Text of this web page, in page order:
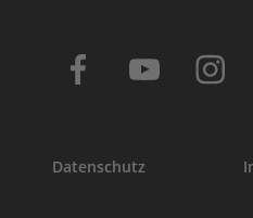
Datenschutz